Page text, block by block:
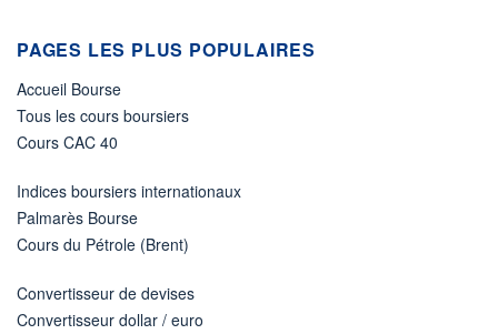
PAGES LES PLUS POPULAIRES
Accueil Bourse
Tous les cours boursiers
Cours CAC 40
Indices boursiers internationaux
Palmarès Bourse
Cours du Pétrole (Brent)
Convertisseur de devises
Convertisseur dollar / euro